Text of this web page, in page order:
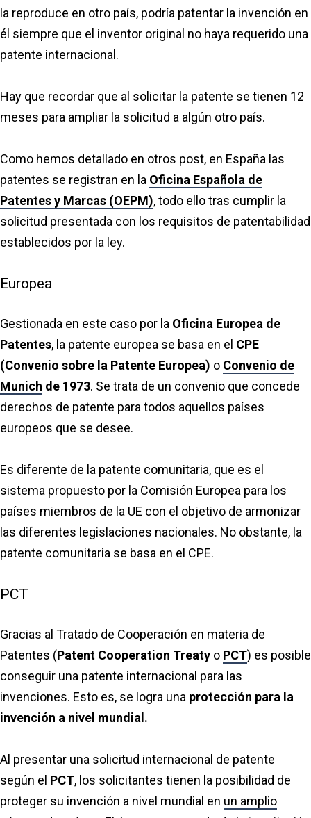
la reproduce en otro país, podría patentar la invención en
él siempre que el inventor original no haya requerido una
patente internacional.
Hay que recordar que al solicitar la patente se tienen 12
meses para ampliar la solicitud a algún otro país.
Como hemos detallado en otros post, en España las
patentes se registran en la Oficina Española de
Patentes y Marcas (OEPM), todo ello tras cumplir la
solicitud presentada con los requisitos de patentabilidad
establecidos por la ley.
Europea
Gestionada en este caso por la Oficina Europea de
Patentes, la patente europea se basa en el CPE
(Convenio sobre la Patente Europea) o Convenio de
Munich de 1973. Se trata de un convenio que concede
derechos de patente para todos aquellos países
europeos que se desee.
Es diferente de la patente comunitaria, que es el
sistema propuesto por la Comisión Europea para los
países miembros de la UE con el objetivo de armonizar
las diferentes legislaciones nacionales. No obstante, la
patente comunitaria se basa en el CPE.
PCT
Gracias al Tratado de Cooperación en materia de
Patentes (Patent Cooperation Treaty o PCT) es posible
conseguir una patente internacional para las
invenciones. Esto es, se logra una protección para la
invención a nivel mundial.
Al presentar una solicitud internacional de patente
según el PCT, los solicitantes tienen la posibilidad de
proteger su invención a nivel mundial en un amplio